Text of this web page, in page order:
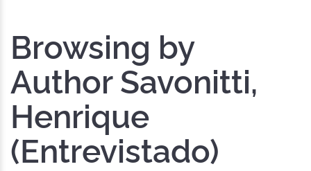
Browsing by
Author Savonitti,
Henrique
(Entrevistado)